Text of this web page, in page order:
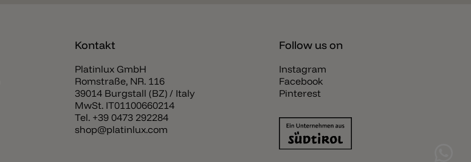
Follow us on
Instagram
Facebook
Pinterest
Kontakt
Platinlux GmbH
Romstraße, NR. 116
39014 Burgstall (BZ) / Italy
MwSt. IT01100660214
Tel. +39 0473 292284
shop@platinlux.com